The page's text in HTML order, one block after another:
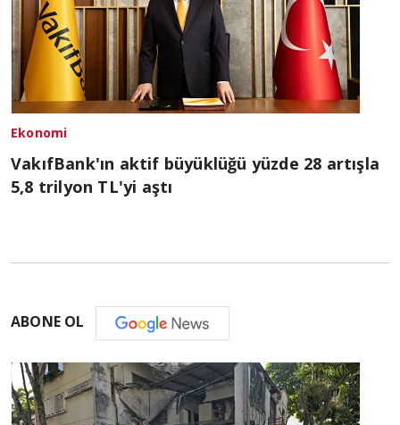
Ekonomi
VakıfBank'ın aktif büyüklüğü yüzde 28 artışla
5,8 trilyon TL'yi aştı
ABONE OL